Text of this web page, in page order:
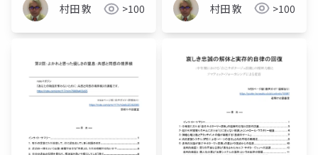
村田 敦 >100
ンドリンの体験過程療
法の統合的アプロー
村田 敦 >100